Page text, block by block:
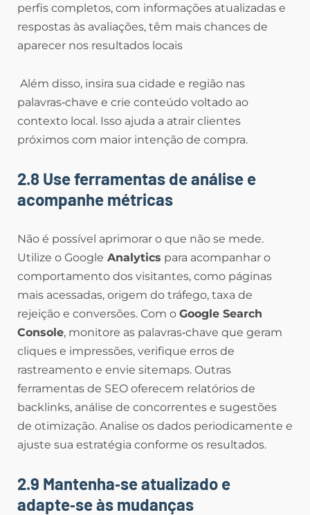
perfis completos, com informações atualizadas e
respostas às avaliações, têm mais chances de
aparecer nos resultados locais
Além disso, insira sua cidade e região nas
palavras‑chave e crie conteúdo voltado ao
contexto local. Isso ajuda a atrair clientes
próximos com maior intenção de compra.
2.8 Use ferramentas de análise e
acompanhe métricas
Não é possível aprimorar o que não se mede.
Utilize o Google Analytics para acompanhar o
comportamento dos visitantes, como páginas
mais acessadas, origem do tráfego, taxa de
rejeição e conversões. Com o Google Search
Console, monitore as palavras‑chave que geram
cliques e impressões, verifique erros de
rastreamento e envie sitemaps. Outras
ferramentas de SEO oferecem relatórios de
backlinks, análise de concorrentes e sugestões
de otimização. Analise os dados periodicamente e
ajuste sua estratégia conforme os resultados.
2.9 Mantenha‑se atualizado e
adapte‑se às mudanças